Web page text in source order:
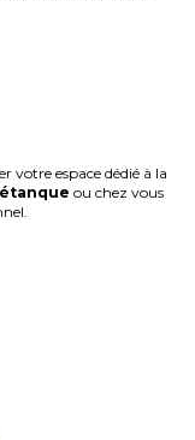
votre espace dédié à la
ou chez vous